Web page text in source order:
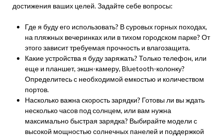
достижения ваших целей. Задайте себе вопросы:
Где я буду его использовать? В суровых горных походах,
на пляжных вечеринках или в тихом городском парке? От
этого зависит требуемая прочность и влагозащита.
Какие устройства я буду заряжать? Только телефон, или
еще и планшет, экшн-камеру, Bluetooth-колонку?
Определитесь с необходимой емкостью и количеством
портов.
Насколько важна скорость зарядки? Готовы ли вы ждать
несколько часов под солнцем, или вам нужна
максимально быстрая зарядка? Выбирайте модели с
высокой мощностью солнечных панелей и поддержкой